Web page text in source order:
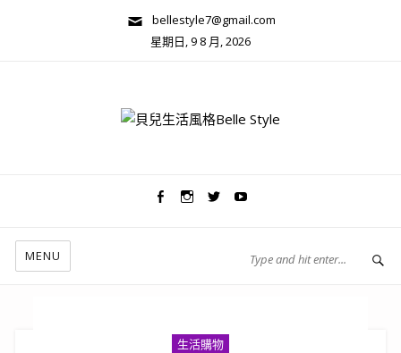
bellestyle7@gmail.com
星期日, 9 8 月, 2026
MENU
生活購物